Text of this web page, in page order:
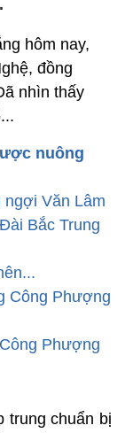
hôm nay,
đồng
nhìn thấy
nuông
ngợi Văn Lâm
Bắc Trung
Công Phượng
Phượng
trung chuẩn bị